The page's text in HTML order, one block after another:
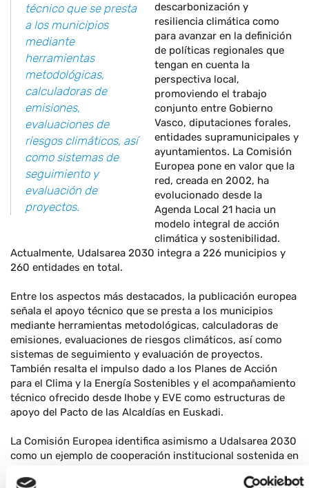
técnico que se presta
a los municipios
mediante
herramientas
metodológicas,
calculadoras de
emisiones,
evaluaciones de
riesgos climáticos, así
como sistemas de
seguimiento y
evaluación de
proyectos.
descarbonización y
resiliencia climática como
para avanzar en la definición
de políticas regionales que
tengan en cuenta la
perspectiva local,
promoviendo el trabajo
conjunto entre Gobierno
Vasco, diputaciones forales,
entidades supramunicipales y
ayuntamientos. La Comisión
Europea pone en valor que la
red, creada en 2002, ha
evolucionado desde la
Agenda Local 21 hacia un
modelo integral de acción
climática y sostenibilidad.
Actualmente, Udalsarea 2030 integra a 226 municipios y
260 entidades en total.
Entre los aspectos más destacados, la publicación europea
señala el apoyo técnico que se presta a los municipios
mediante herramientas metodológicas, calculadoras de
emisiones, evaluaciones de riesgos climáticos, así como
sistemas de seguimiento y evaluación de proyectos.
También resalta el impulso dado a los Planes de Acción
para el Clima y la Energía Sostenibles y el acompañamiento
técnico ofrecido desde Ihobe y EVE como estructuras de
apoyo del Pacto de las Alcaldías en Euskadi.
La Comisión Europea identifica asimismo a Udalsarea 2030
como un ejemplo de cooperación institucional sostenida en
de gobernanza, un modelo que contribuye a trasladar los